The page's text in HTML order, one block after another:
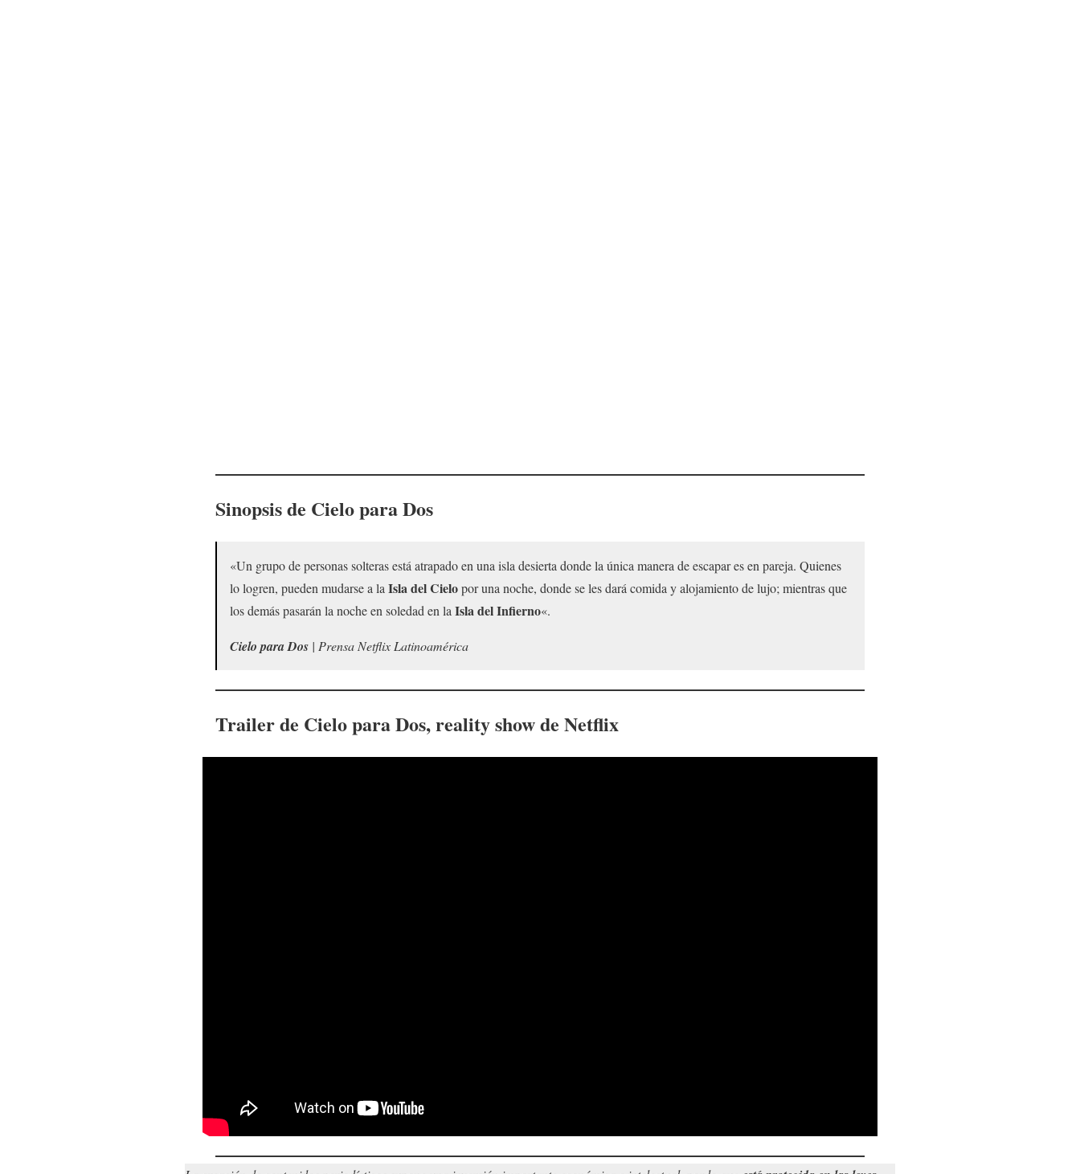
Sinopsis de Cielo para Dos
«Un grupo de personas solteras está atrapado en una isla desierta donde la única manera de escapar es en pareja. Quienes
lo logren, pueden mudarse a la Isla del Cielopor una noche, donde se les dará comida y alojamiento de lujo; mientras que
los demás pasarán la noche en soledad en la Isla del Infierno«.
Cielo para Dos | Prensa Netflix Latinoamérica
Trailer de Cielo para Dos, reality show de Netflix